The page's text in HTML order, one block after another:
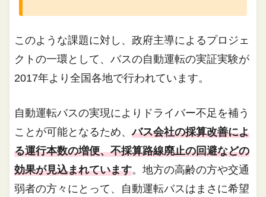
このような課題に対し、政府主導によるプロジェ
クトの一環として、バスの自動運転の実証実験が
2017年より全国各地で行われています。
自動運転バスの実現によりドライバー不足を補う
ことが可能となるため、バス会社の採算改善によ
る運行本数の増便、不採算路線廃止の回避などの
効果が見込まれています。地方の高齢の方や交通
弱者の方々にとって、自動運転バスはまさに希望